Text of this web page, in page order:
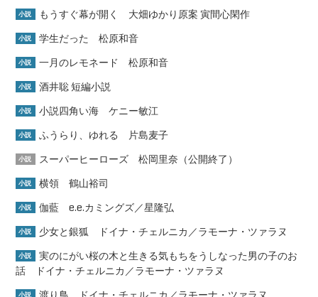
小説 もうすぐ幕が開く 大畑ゆかり原案 寅間心閑作
小説 学生だった 松原和音
小説 一月のレモネード 松原和音
小説 酒井聡 短編小説
小説 小説四角い海 ケニー敏江
小説 ふうらり、ゆれる 片島麦子
小説 スーパーヒーローズ 松岡里奈（公開終了）
小説 横領 鶴山裕司
小説 伽藍 e.e.カミングズ／星隆弘
小説 少女と銀狐 ドイナ・チェルニカ／ラモーナ・ツァラヌ
小説
実のにがい桜の木と生きる気もちをうしなった男の子のお
話 ドイナ・チェルニカ／ラモーナ・ツァラヌ
小説